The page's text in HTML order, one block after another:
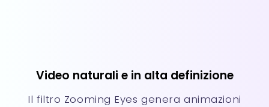
Video naturali e in alta definizione
Il filtro Zooming Eyes genera animazioni